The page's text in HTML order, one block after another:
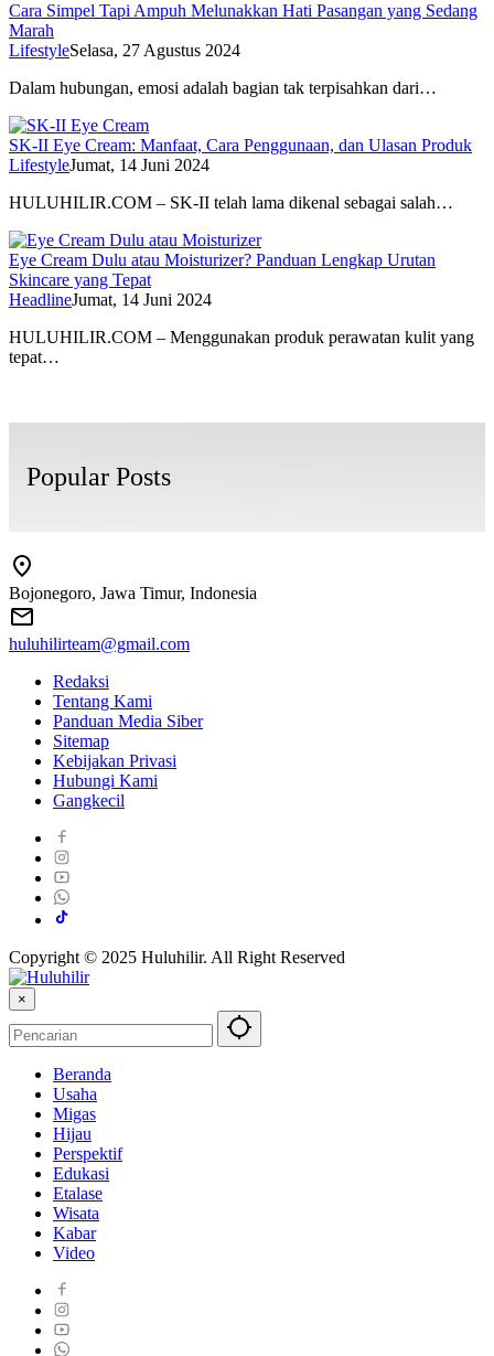
Cara Simpel Tapi Ampuh Melunakkan Hati Pasangan yang Sedang
Marah
LifestyleSelasa, 27 Agustus 2024
Dalam hubungan, emosi adalah bagian tak terpisahkan dari…
SK-II Eye Cream: Manfaat, Cara Penggunaan, dan Ulasan Produk
LifestyleJumat, 14 Juni 2024
HULUHILIR.COM – SK-II telah lama dikenal sebagai salah…
Eye Cream Dulu atau Moisturizer? Panduan Lengkap Urutan
Skincare yang Tepat
HeadlineJumat, 14 Juni 2024
HULUHILIR.COM – Menggunakan produk perawatan kulit yang
tepat…
Popular Posts
Bojonegoro, Jawa Timur, Indonesia
huluhilirteam@gmail.com
Redaksi
Tentang Kami
Panduan Media Siber
Sitemap
Kebijakan Privasi
Hubungi Kami
Gangkecil
Copyright © 2025 Huluhilir. All Right Reserved
×
Beranda
Usaha
Migas
Hijau
Perspektif
Edukasi
Etalase
Wisata
Kabar
Video